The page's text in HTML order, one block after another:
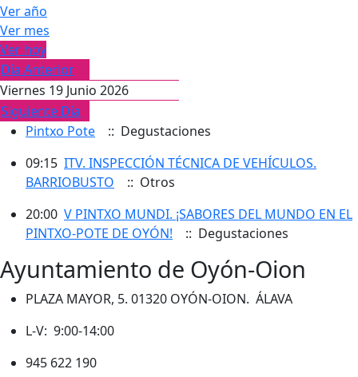
Ver año
Ver mes
Ver hoy
Día Anterior
Viernes 19 Junio 2026
Siguiente Día
Pintxo Pote
:: Degustaciones
09:15 ITV. INSPECCIÓN TÉCNICA DE VEHÍCULOS.
BARRIOBUSTO
:: Otros
20:00 V PINTXO MUNDI. ¡SABORES DEL MUNDO EN EL
PINTXO-POTE DE OYÓN!
:: Degustaciones
Ayuntamiento de Oyón-Oion
PLAZA MAYOR, 5. 01320 OYÓN-OION. ÁLAVA
L-V: 9:00-14:00
945 622 190